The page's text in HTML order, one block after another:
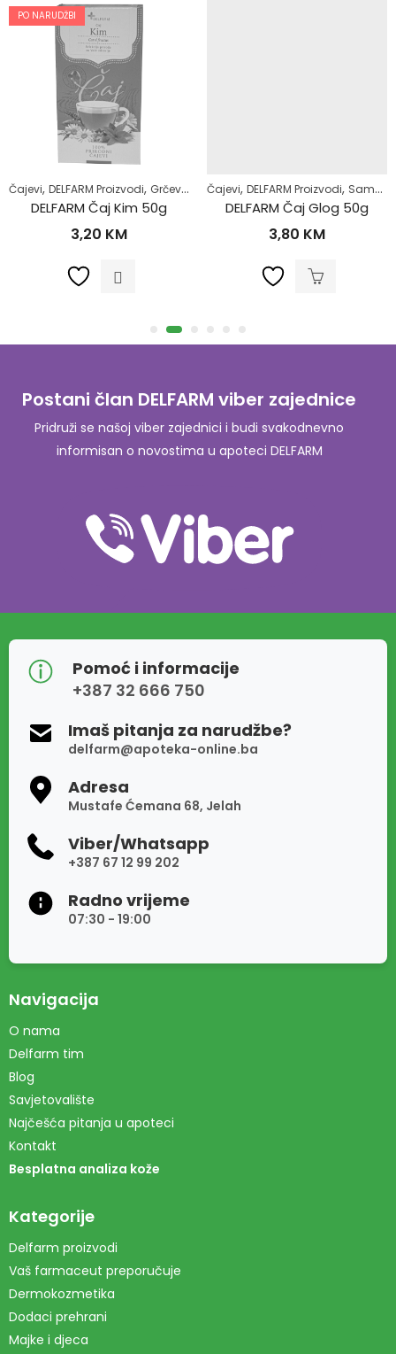
, Samoliječenje,Zdrav život
PO NARUDŽBI
Čajevi, DELFARM Proizvodi, Grčevi kod beba , Majke i djeca,Zdrav život
DELFARM Čaj Kim 50g
3,20 KM
Čajevi, DELFARM Proizvodi, Samoliječenje
DELFARM Čaj Glog 50g
3,80 KM
Postani član DELFARM viber zajednice
Pridruži se našoj viber zajednici i budi svakodnevno
informisan o novostima u apoteci DELFARM
Pomoć i informacije
+387 32 666 750
Imaš pitanja za narudžbe?
delfarm@apoteka-online.ba
Adresa
Mustafe Ćemana 68, Jelah
Viber/Whatsapp
+387 67 12 99 202
Radno vrijeme
07:30 - 19:00
Navigacija
O nama
Delfarm tim
Blog
Savjetovalište
Najčešća pitanja u apoteci
Kontakt
Besplatna analiza kože
Kategorije
Delfarm proizvodi
Vaš farmaceut preporučuje
Dermokozmetika
Dodaci prehrani
Majke i djeca